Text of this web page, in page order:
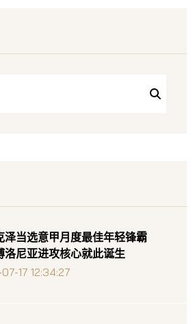
泽当选意甲月度最佳年轻锋霸
洛尼亚进攻核心就此诞生
17 12:34:27